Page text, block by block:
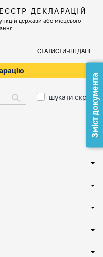
ДЕКЛАРАЦІЙ
держави або місцевого
СТАТИСТИЧНІ ДАНІ
шукати скрізьЗміст документа